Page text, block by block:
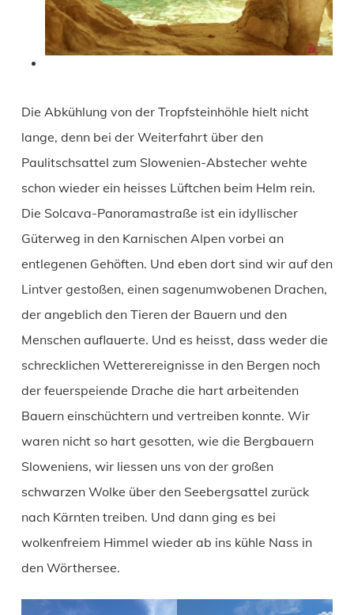
Die Abkühlung von der Tropfsteinhöhle hielt nicht
lange, denn bei der Weiterfahrt über den
Paulitschsattel zum Slowenien-Abstecher wehte
schon wieder ein heisses Lüftchen beim Helm rein.
Die Solcava-Panoramastraße ist ein idyllischer
Güterweg in den Karnischen Alpen vorbei an
entlegenen Gehöften. Und eben dort sind wir auf den
Lintver gestoßen, einen sagenumwobenen Drachen,
der angeblich den Tieren der Bauern und den
Menschen auflauerte. Und es heisst, dass weder die
schrecklichen Wetterereignisse in den Bergen noch
der feuerspeiende Drache die hart arbeitenden
Bauern einschüchtern und vertreiben konnte. Wir
waren nicht so hart gesotten, wie die Bergbauern
Sloweniens, wir liessen uns von der großen
schwarzen Wolke über den Seebergsattel zurück
nach Kärnten treiben. Und dann ging es bei
wolkenfreiem Himmel wieder ab ins kühle Nass in
den Wörthersee.